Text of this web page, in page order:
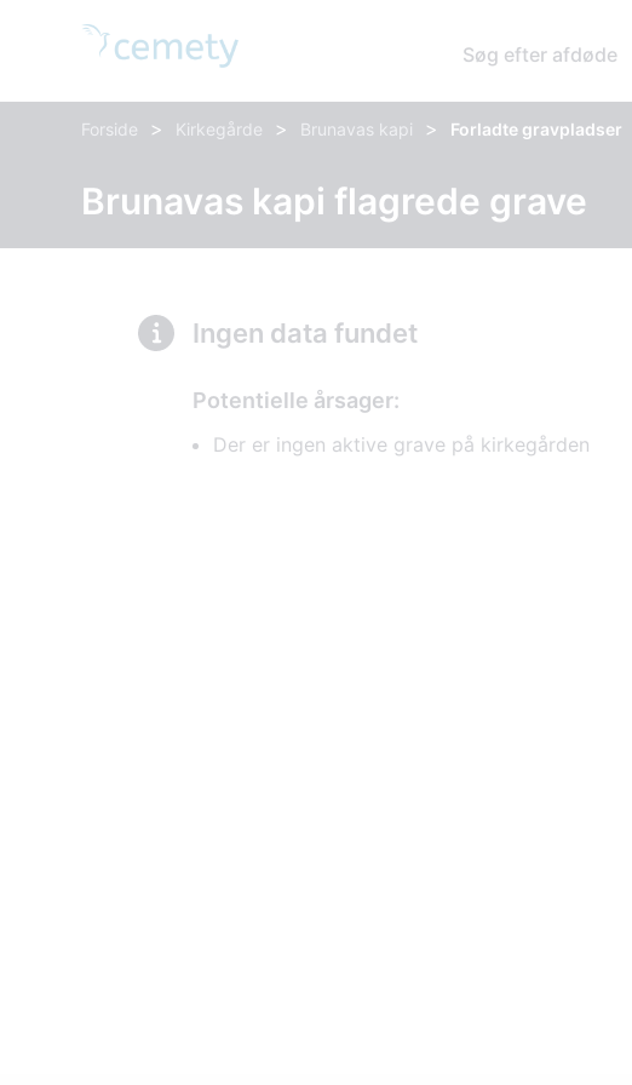
Søg efter afdøde
Forside > Kirkegårde > Brunavas kapi > Forladte gravpladser
Brunavas kapi flagrede grave
Ingen data fundet
Potentielle årsager:
Der er ingen aktive grave på kirkegården